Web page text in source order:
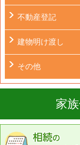
不動産登記
建物明け渡し
その他
家